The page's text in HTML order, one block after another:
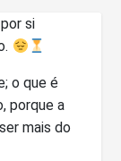
si
o que é
porque a
mais do